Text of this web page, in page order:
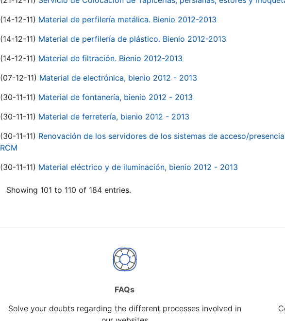
(14-12-11) Material de perfilería metálica. Bienio 2012-2013
(14-12-11) Material de perfilería de plástico. Bienio 2012-2013
(14-12-11) Material de filtración. Bienio 2012-2013
(07-12-11) Material de electrónica, bienio 2012 - 2013
(30-11-11) Material de fontanería, bienio 2012 - 2013
(30-11-11) Material de ferretería, bienio 2012 - 2013
(30-11-11) Renovación de los servidores de los sistemas de acceso/
RCM
(30-11-11) Material eléctrico y de iluminación, bienio 2012 - 2013
Showing 101 to 110 of 184 entries.
FAQs
Solve your doubts regarding the different processes involved in